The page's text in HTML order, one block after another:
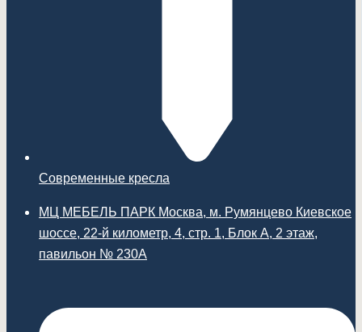
Современные кресла
МЦ МЕБЕЛЬ ПАРК Москва, м. Румянцево Киевское
шоссе, 22-й километр, 4, стр. 1, Блок А, 2 этаж,
павильон № 230А